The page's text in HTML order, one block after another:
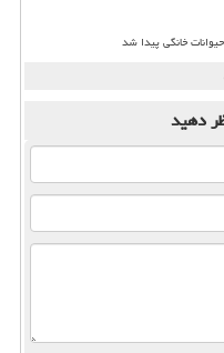
خانگی پیدا شد
دهید